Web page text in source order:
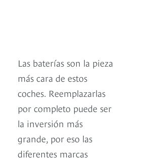
Las baterías son la pieza
más cara de estos
coches. Reemplazarlas
por completo puede ser
la inversión más
grande, por eso las
diferentes marcas